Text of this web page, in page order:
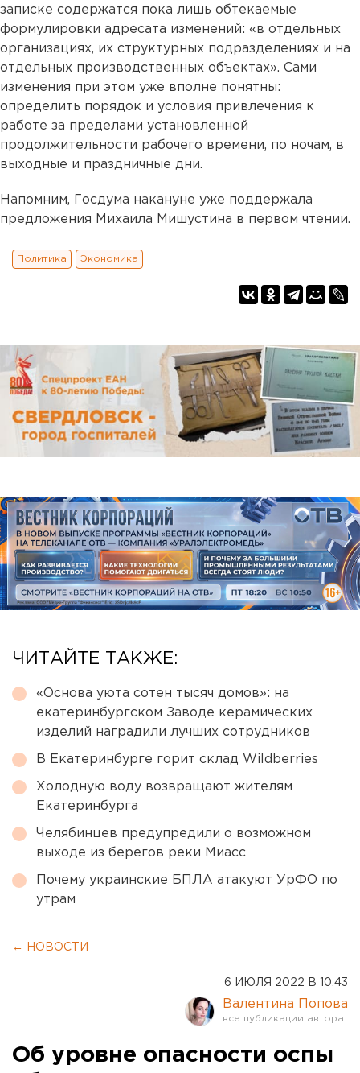
записке содержатся пока лишь обтекаемые
формулировки адресата изменений: «в отдельных
организациях, их структурных подразделениях и на
отдельных производственных объектах». Сами
изменения при этом уже вполне понятны:
определить порядок и условия привлечения к
работе за пределами установленной
продолжительности рабочего времени, по ночам, в
выходные и праздничные дни.
Напомним, Госдума накануне уже поддержала
предложения Михаила Мишустина в первом чтении.
Политика Экономика
ЧИТАЙТЕ ТАКЖЕ:
«Основа уюта сотен тысяч домов»: на
екатеринбургском Заводе керамических
изделий наградили лучших сотрудников
В Екатеринбурге горит склад Wildberries
Холодную воду возвращают жителям
Екатеринбурга
Челябинцев предупредили о возможном
выходе из берегов реки Миасс
Почему украинские БПЛА атакуют УрФО по
утрам
← НОВОСТИ
6 ИЮЛЯ 2022 В 10:43
Валентина Попова
Об уровне опасности оспы